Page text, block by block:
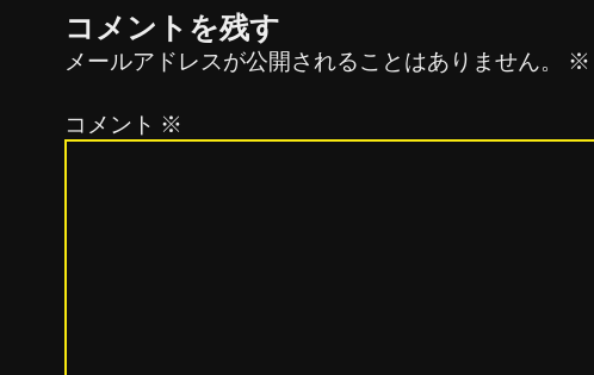
コメントを残す
メールアドレスが公開されることはありません。 ※
コメント ※